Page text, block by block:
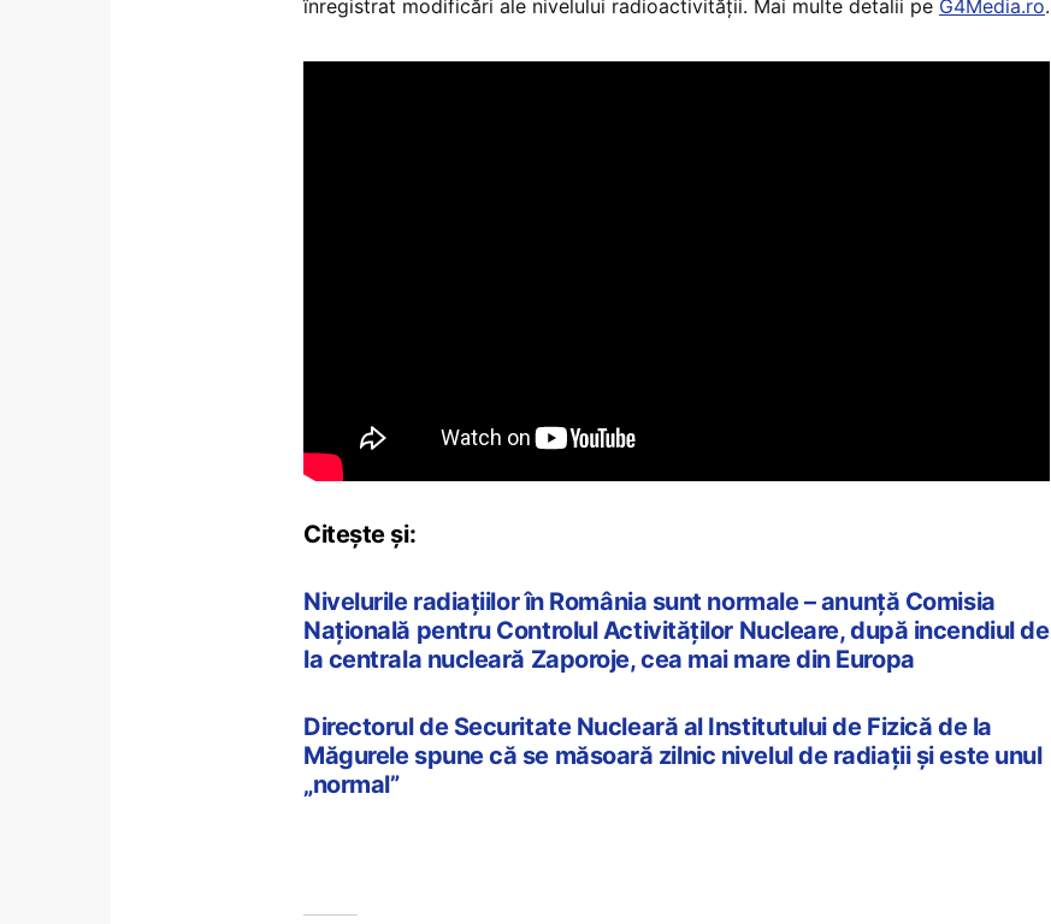
înregistrat modificări ale nivelului radioactivității. Mai multe detalii pe G4Media.ro.
Citește și:
Nivelurile radiațiilor în România sunt normale – anunță Comisia
Națională pentru Controlul Activităților Nucleare, după incendiul de
la centrala nucleară Zaporoje, cea mai mare din Europa
Directorul de Securitate Nucleară al Institutului de Fizică de la
Măgurele spune că se măsoară zilnic nivelul de radiații și este unul
„normal”